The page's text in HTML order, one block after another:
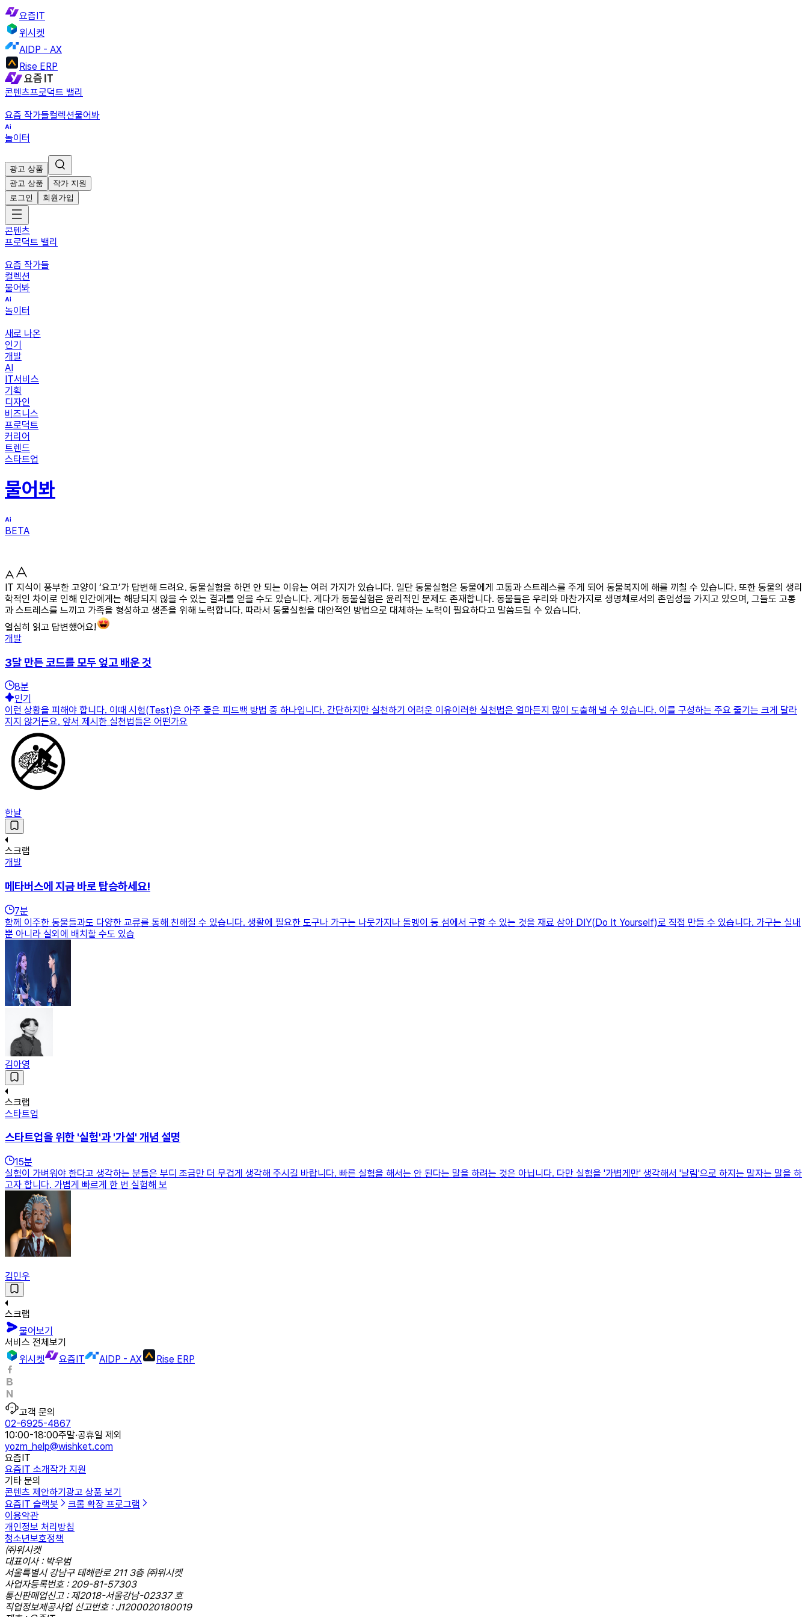
요즘IT
위시켓
AIDP - AX
Rise ERP
콘텐츠프로덕트 밸리
요즘 작가들컬렉션물어봐
놀이터
광고 상품
광고 상품
작가 지원
로그인
회원가입
콘텐츠
프로덕트 밸리
요즘 작가들
컬렉션
물어봐
놀이터
새로 나온
인기
개발
AI
IT서비스
기획
디자인
비즈니스
프로덕트
커리어
트렌드
스타트업
물어봐
BETA
IT 지식이 풍부한 고양이 ‘요고’가 답변해 드려요. 동물실험을 하면 안 되는 이유는 여러 가지가 있습니다. 일단 동물실험은 동물에게 고통과 스트레스를 주게 되어 동물복지에 해를 끼칠 수 있습니다. 또한 동물의 생리
학적인 차이로 인해 인간에게는 해당되지 않을 수 있는 결과를 얻을 수도 있습니다. 게다가 동물실험은 윤리적인 문제도 존재합니다. 동물들은 우리와 마찬가지로 생명체로서의 존엄성을 가지고 있으며, 그들도 고통
과 스트레스를 느끼고 가족을 형성하고 생존을 위해 노력합니다. 따라서 동물실험을 대안적인 방법으로 대체하는 노력이 필요하다고 말씀드릴 수 있습니다.
열심히 읽고 답변했어요!
개발
3달 만든 코드를 모두 엎고 배운 것
8분
인기
이런 상황을 피해야 합니다. 이때 시험(Test)은 아주 좋은 피드백 방법 중 하나입니다. 간단하지만 실천하기 어려운 이유이러한 실천법은 얼마든지 많이 도출해 낼 수 있습니다. 이를 구성하는 주요 줄기는 크게 달라
지지 않거든요. 앞서 제시한 실천법들은 어떤가요
한날
스크랩
개발
메타버스에 지금 바로 탑승하세요!
7분
함께 이주한 동물들과도 다양한 교류를 통해 친해질 수 있습니다. 생활에 필요한 도구나 가구는 나뭇가지나 돌멩이 등 섬에서 구할 수 있는 것을 재료 삼아 DIY(Do It Yourself)로 직접 만들 수 있습니다. 가구는 실내
뿐 아니라 실외에 배치할 수도 있습
김아영
스크랩
스타트업
스타트업을 위한 '실험'과 '가설' 개념 설명
15분
실험이 가벼워야 한다고 생각하는 분들은 부디 조금만 더 무겁게 생각해 주시길 바랍니다. 빠른 실험을 해서는 안 된다는 말을 하려는 것은 아닙니다. 다만 실험을 '가볍게만' 생각해서 '날림'으로 하지는 말자는 말을 하
고자 합니다. 가볍게 빠르게 한 번 실험해 보
김민우
스크랩
물어보기
서비스 전체보기
위시켓
요즘IT AIDP - AX Rise ERP
고객 문의
02-6925-4867
10:00-18:00주말·공휴일 제외
yozm_help@wishket.com
요즘IT
요즘IT 소개작가 지원
기타 문의
콘텐츠 제안하기 광고 상품 보기
요즘IT 슬랙봇
크롬 확장 프로그램
이용약관
개인정보 처리방침
청소년보호정책
㈜위시켓
대표이사 : 박우범
서울특별시 강남구 테헤란로 211 3층 ㈜위시켓
사업자등록번호 : 209-81-57303
통신판매업신고 : 제2018-서울강남-02337 호
직업정보제공사업 신고번호 : J1200020180019